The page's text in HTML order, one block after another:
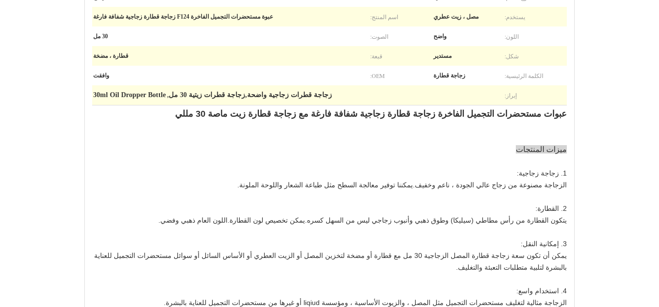
يستخدم: مصل ، زيت عطري اسم المنتج: عبوة مستحضرات التجميل الفاخرة F124 زجاجة قطارة زجاجية شفافة فارغة
اللون: واضح الصوت: 30 مل
شكل: مستدير قبعة: قطارة ، مضخة
الكلمة الرئيسية: زجاجة قطارة OEM: وافقت
إبراز: زجاجة قطرات زجاجية واضحة,زجاجة قطرات زيتية 30 مل ,
30ml Oil Dropper Bottle
عبوات مستحضرات التجميل الفاخرة زجاجة قطارة زجاجية شفافة فارغة مع زجاجة قطارة زيت ماصة 30 مللي
ميزات المنتجات
1. زجاجة زجاجية:
الزجاجة مصنوعة من زجاج عالي الجودة ، ناعم وخفيف.يمكننا توفير معالجة السطح مثل طباعة الشعار واللوحة الملونة.
2. القطارة:
يتكون القطارة من رأس مطاطي (سيليكا) وطوق ذهبي وأنبوب زجاجي ليس من السهل كسره.يمكن تخصيص لون القطارة.اللون العام ذهبي وفضي.
3. إمكانية النقل:
يمكن أن تكون سعة زجاجة قطارة المصل الزجاجية 30 مل مع قطارة أو مضخة لتخزين المصل أو الزيت العطري أو الأساس السائل أو سوائل مستحضرات التجميل للعناية
بالبشرة لتلبية متطلبات التعبئة والتغليف.
4. استخدام واسع:
الزجاجة مثالية لتغليف مستحضرات التجميل مثل المصل ، والزيوت الأساسية ، ومؤسسة liqiud أو غيرها من مستحضرات التجميل للعناية بالبشرة.